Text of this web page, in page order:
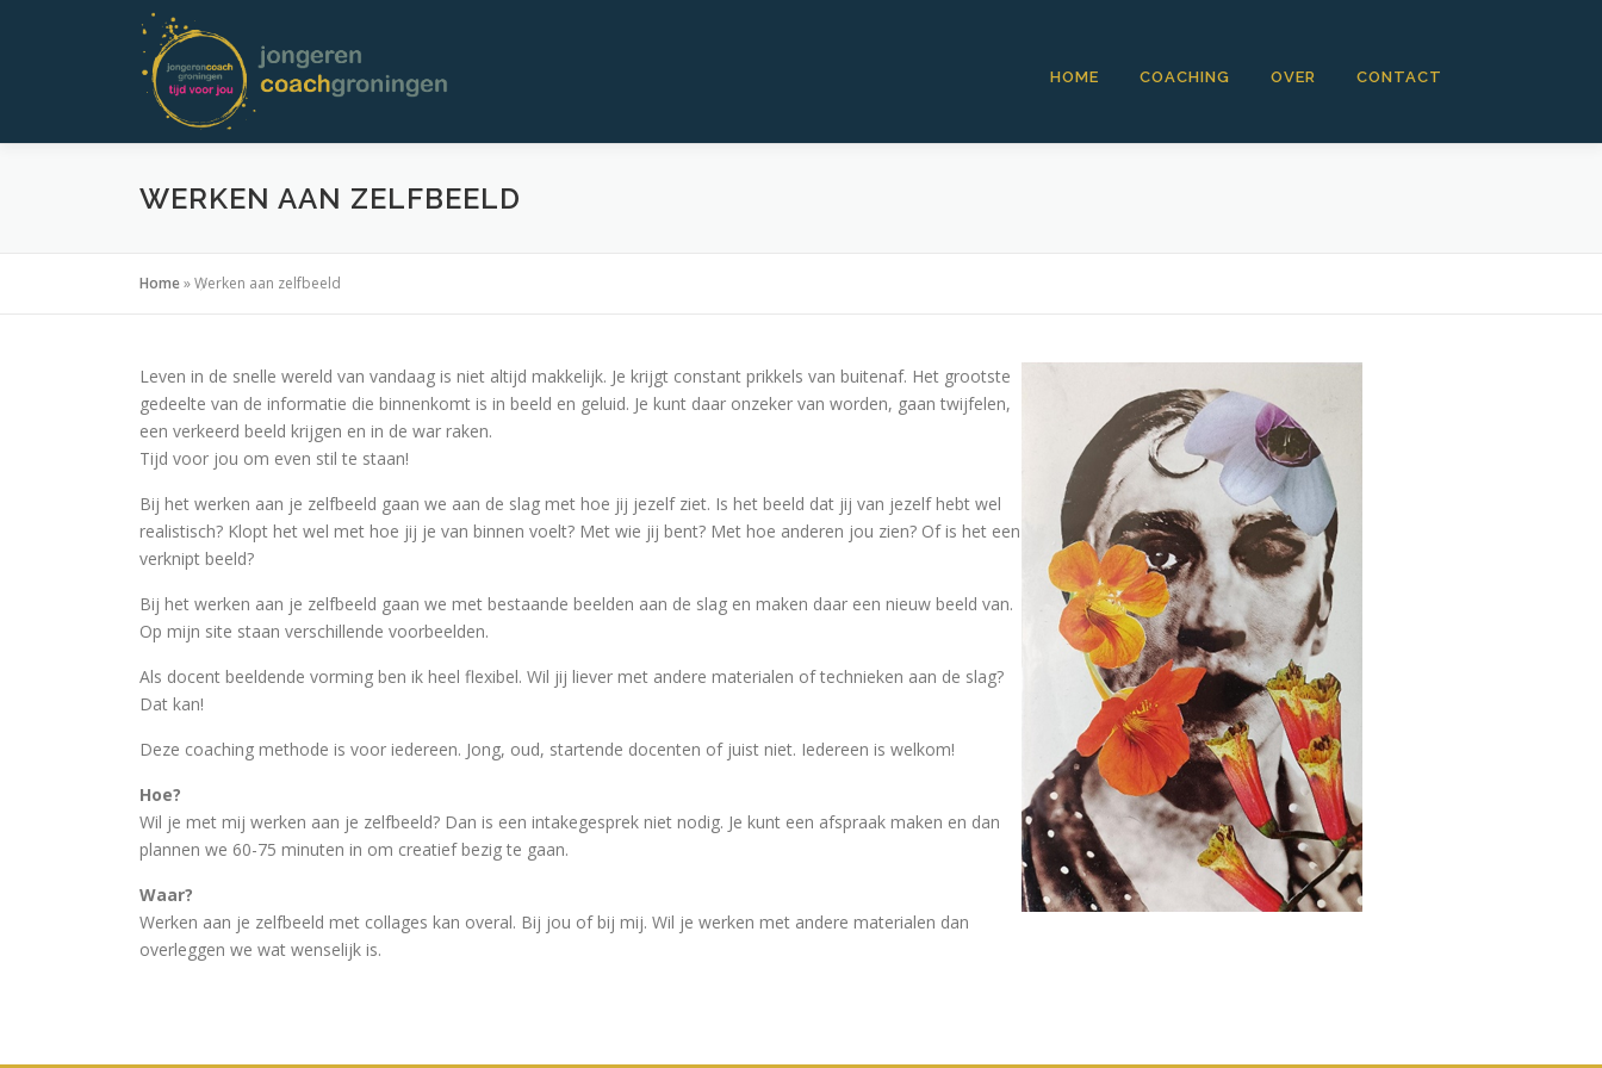
HOME COACHING OVER CONTACT
WERKEN AAN ZELFBEELD
Home»Werken aan zelfbeeld
Leven in de snelle wereld van vandaag is niet altijd makkelijk. Je krijgt constant prikkels van buitenaf. Het grootste
gedeelte van de informatie die binnenkomt is in beeld en geluid. Je kunt daar onzeker van worden, gaan twijfelen,
een verkeerd beeld krijgen en in de war raken.
Tijd voor jou om even stil te staan!
Bij het werken aan je zelfbeeld gaan we aan de slag met hoe jij jezelf ziet. Is het beeld dat jij van jezelf hebt wel
realistisch? Klopt het wel met hoe jij je van binnen voelt? Met wie jij bent? Met hoe anderen jou zien? Of is het een
verknipt beeld?
Bij het werken aan je zelfbeeld gaan we met bestaande beelden aan de slag en maken daar een nieuw beeld van.
Op mijn site staan verschillende voorbeelden.
Als docent beeldende vorming ben ik heel flexibel. Wil jij liever met andere materialen of technieken aan de slag?
Dat kan!
Deze coaching methode is voor iedereen. Jong, oud, startende docenten of juist niet. Iedereen is welkom!
Hoe?
Wil je met mij werken aan je zelfbeeld? Dan is een intakegesprek niet nodig. Je kunt een afspraak maken en dan
plannen we 60-75 minuten in om creatief bezig te gaan.
Waar?
Werken aan je zelfbeeld met collages kan overal. Bij jou of bij mij. Wil je werken met andere materialen dan
overleggen we wat wenselijk is.